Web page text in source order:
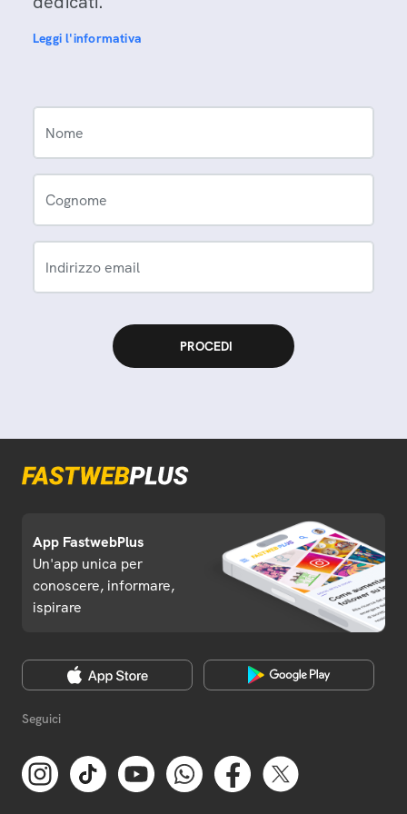
Leggi l'informativa
Nome
Cognome
Indirizzo email
App FastwebPlus
Un'app unica per
conoscere, informare,
ispirare
Seguici